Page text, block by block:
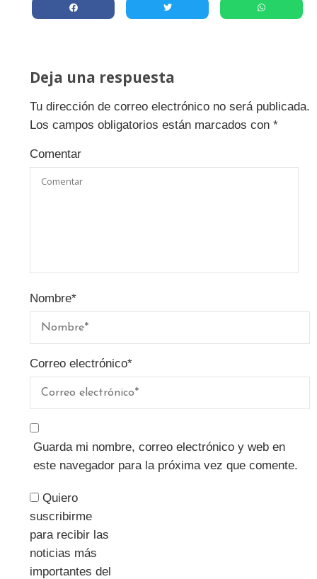
Deja una respuesta
Tu dirección de correo electrónico no será publicada.
Los campos obligatorios están marcados con *
Comentar
Nombre*
Correo electrónico*
Guarda mi nombre, correo electrónico y web en
este navegador para la próxima vez que comente.
Quiero
suscribirme
para recibir las
noticias más
importantes del